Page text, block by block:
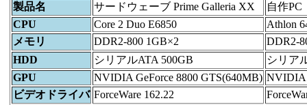
製品名
サードウェーブ Prime Galleria XX
自作PC
CPU
Core 2 Duo E6850
Athlon
メモリ
DDR2-800 1GB×2
DDR2-
HDD
シリアルATA 500GB
シリア
GPU
NVIDIA GeForce 8800 GTS(640MB) NVIDIA
ビデオドライバ ForceWare 162.22